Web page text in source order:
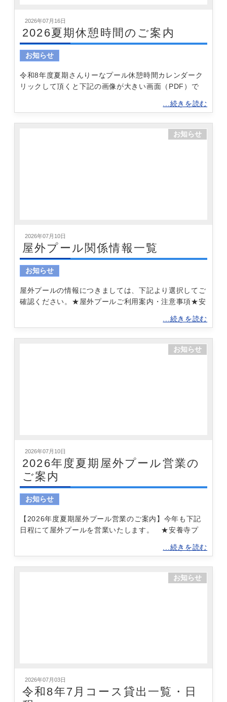
2026年07月16日
2026夏期休憩時間のご案内
お知らせ
令和8年度夏期さんりーなプール休憩時間カレンダーク
リックして頂くと下記の画像が大きい画面（PDF）で
...続きを読む
2026年07月10日
屋外プール関係情報一覧
お知らせ
お知らせ
屋外プールの情報につきましては、下記より選択してご
確認ください。★屋外プールご利用案内・注意事項★安
...続きを読む
2026年07月10日
2026年度夏期屋外プール営業の
ご案内
お知らせ
お知らせ
【2026年度夏期屋外プール営業のご案内】今年も下記
日程にて屋外プールを営業いたします。 ★安養寺プ
...続きを読む
2026年07月03日
令和8年7月コース貸出一覧・日
お知らせ